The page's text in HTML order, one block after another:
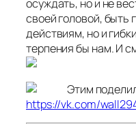
осуждать, но и не
своей головой,
действиям, но и
терпения бы нам. И
Этим
https://vk.com/